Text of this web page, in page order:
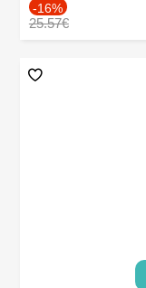
-16%
25.57€